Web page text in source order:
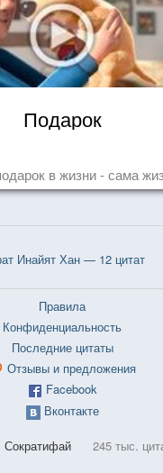
Подарок
в жизни - сама
Инайят Хан — 12 цитат
Правила
Конфиденциальность
Последние цитаты
Отзывы и предложения
Facebook
Вконтакте
245 тыс.